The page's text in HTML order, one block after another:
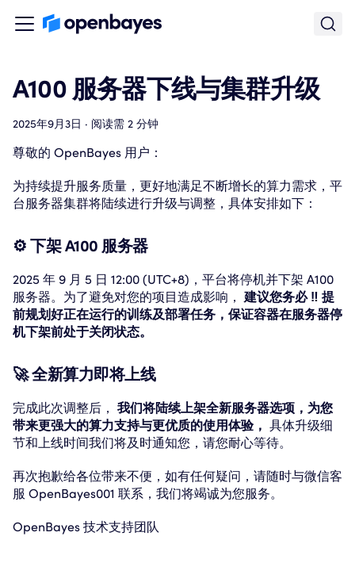
A100 服务器下线与集群升级
2025年9月3日 · 阅读需 2 分钟
尊敬的 OpenBayes 用户：
为持续提升服务质量，更好地满足不断增长的算力需求，平
台服务器集群将陆续进行升级与调整，具体安排如下：
⚙️ 下架 A100 服务器
2025 年 9 月 5 日 12:00 (UTC+8)，平台将停机并下架 A100
服务器。为了避免对您的项目造成影响， 建议您务必 ‼️ 提
前规划好正在运行的训练及部署任务，保证容器在服务器停
机下架前处于关闭状态。
🚀 全新算力即将上线
完成此次调整后， 我们将陆续上架全新服务器选项，为您
带来更强大的算力支持与更优质的使用体验， 具体升级细
节和上线时间我们将及时通知您，请您耐心等待。
再次抱歉给各位带来不便，如有任何疑问，请随时与微信客
服 OpenBayes001 联系，我们将竭诚为您服务。
OpenBayes 技术支持团队